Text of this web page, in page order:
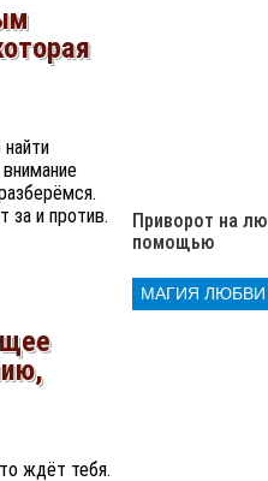
за и против.
ждёт тебя.
Приворот на
помощью